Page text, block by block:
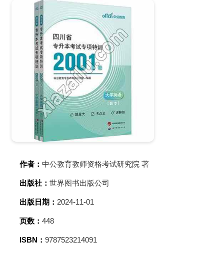
作者： 中公教育教师资格考试研究院 著
出版社： 世界图书出版公司
出版日期： 2024-11-01
页数： 448
ISBN： 9787523214091